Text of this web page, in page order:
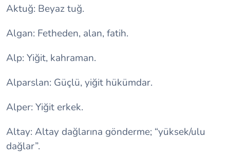
Aktuğ: Beyaz tuğ.
Algan: Fetheden, alan, fatih.
Alp: Yiğit, kahraman.
Alparslan: Güçlü, yiğit hükümdar.
Alper: Yiğit erkek.
Altay: Altay dağlarına gönderme; “yüksek/ulu
dağlar”.